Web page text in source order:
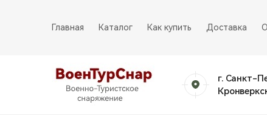
Главная Каталог Как купить Доставка
г. Санкт-